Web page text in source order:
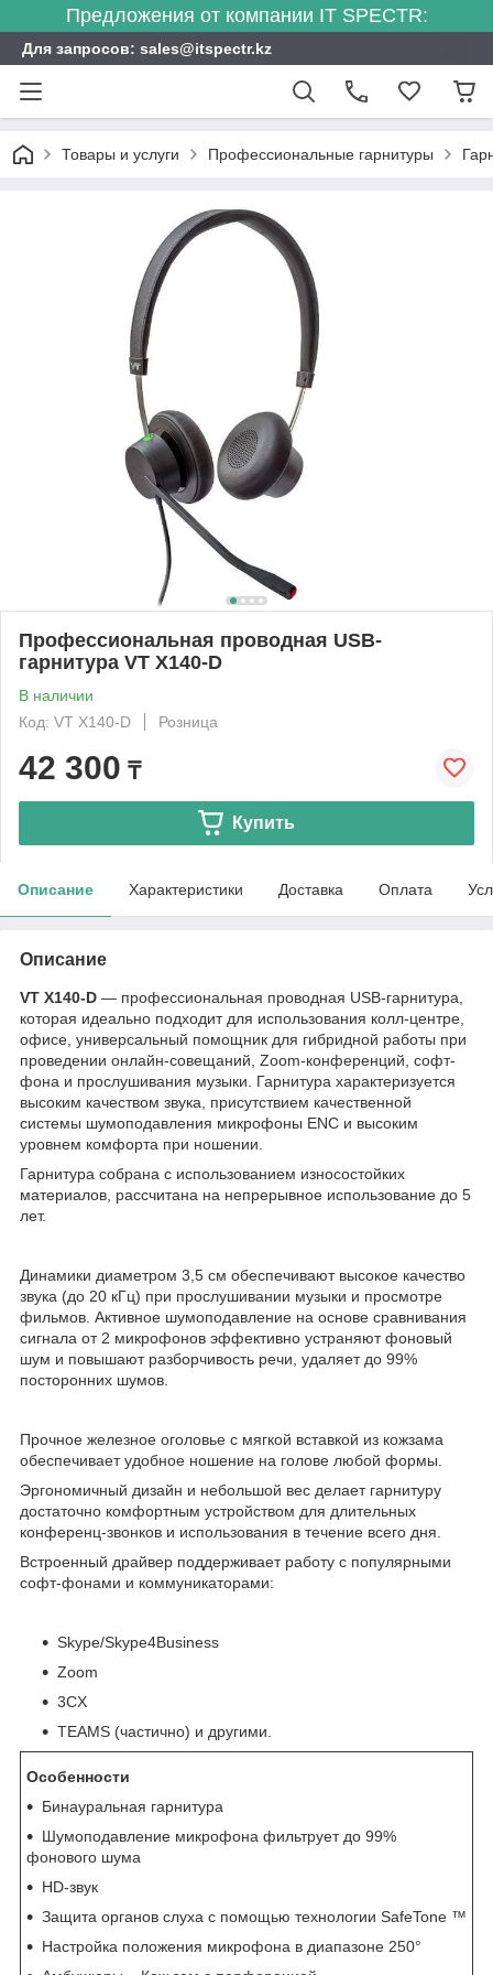
Предложения от компании IT SPECTR:
Для запросов: sales@itspectr.kz
Товары и услуги Профессиональные гарнитуры
Профессиональная проводная USB-
гарнитура VT X140-D
В наличии
Код: VT X140-D
Розница
42 300 ₸
Купить
Описание Характеристики Доставка Оплата
Описание
VT X140-D — профессиональная проводная USB-гарнитура,
которая идеально подходит для использования колл-центре,
офисе, универсальный помощник для гибридной работы при
проведении онлайн-совещаний, Zoom-конференций, софт-
фона и прослушивания музыки. Гарнитура характеризуется
высоким качеством звука, присутствием качественной
системы шумоподавления микрофоны ENC и высоким
уровнем комфорта при ношении.
Гарнитура собрана с использованием износостойких
материалов, рассчитана на непрерывное использование до 5
лет.
Динамики диаметром 3,5 см обеспечивают высокое качество
звука (до 20 кГц) при прослушивании музыки и просмотре
фильмов. Активное шумоподавление на основе сравнивания
сигнала от 2 микрофонов эффективно устраняют фоновый
шум и повышают разборчивость речи, удаляет до 99%
посторонних шумов.
Прочное железное оголовье с мягкой вставкой из кожзама
обеспечивает удобное ношение на голове любой формы.
Эргономичный дизайн и небольшой вес делает гарнитуру
достаточно комфортным устройством для длительных
конференц-звонков и использования в течение всего дня.
Встроенный драйвер поддерживает работу с популярными
софт-фонами и коммуникаторами:
Skype/Skype4Business
Zoom
3СX
TEAMS (частично) и другими.
Особенности
Бинауральная гарнитура
Шумоподавление микрофона фильтрует до 99%
фонового шума
HD-звук
Защита органов слуха с помощью технологии SafeTone ™
Настройка положения микрофона в диапазоне 250°